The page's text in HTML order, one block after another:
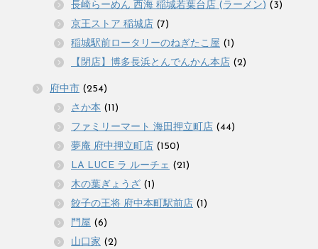
長崎らーめん 西海 稲城若葉台店 (ラーメン) (3)
京王ストア 稲城店 (7)
稲城駅前ロータリーのねぎたこ屋 (1)
【閉店】博多長浜とんでんかん本店 (2)
府中市 (254)
さか本 (11)
ファミリーマート 海田押立町店 (44)
夢庵 府中押立町店 (150)
LA LUCE ラ ルーチェ (21)
木の葉ぎょうざ (1)
餃子の王将 府中本町駅前店 (1)
門屋 (6)
山口家 (2)